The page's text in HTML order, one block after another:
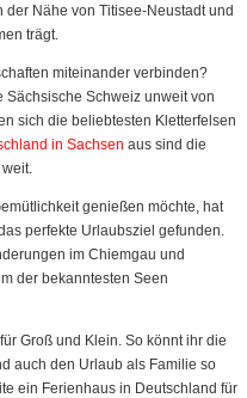
Nähe von Titisee-Neustadt und
trägt.
miteinander verbinden?
Schweiz unweit von
sich die beliebtesten Kletterfelsen
in Sachsen aus sind die
genießen möchte, hat
perfekte Urlaubsziel gefunden.
im Chiemgau und
der bekanntesten Seen
Groß und Klein. So könnt ihr die
auch den Urlaub als Familie so
ein Ferienhaus in Deutschland für